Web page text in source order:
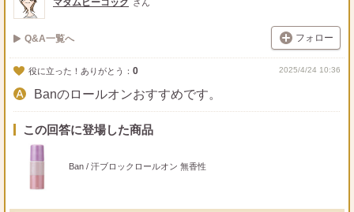
マダムピーコック さん
Q&A一覧へ フォロー
役に立った！ありがとう： 0 2025/4/24 10:36
Banのロールオンおすすめです。
この回答に登場した商品
Ban / 汗ブロックロールオン 無香性